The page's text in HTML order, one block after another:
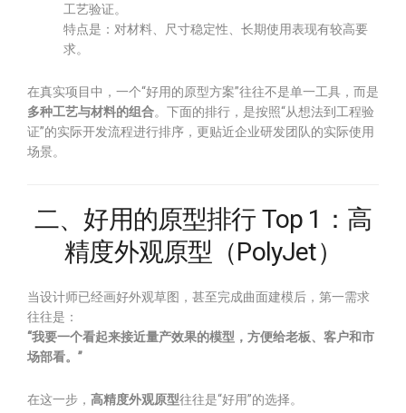
工艺验证。
特点是：对材料、尺寸稳定性、长期使用表现有较高要
求。
在真实项目中，一个“好用的原型方案”往往不是单一工具，而是
多种工艺与材料的组合。下面的排行，是按照“从想法到工程验
证”的实际开发流程进行排序，更贴近企业研发团队的实际使用
场景。
二、好用的原型排行 Top 1：高
精度外观原型（PolyJet）
当设计师已经画好外观草图，甚至完成曲面建模后，第一需求
往往是：
“我要一个看起来接近量产效果的模型，方便给老板、客户和市
场部看。”
在这一步， 高精度外观原型往往是“好用”的选择。